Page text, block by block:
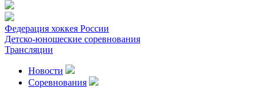
Федерация хоккея России
Детско-юношеские соревнования
Трансляции
Новости
Соревнования